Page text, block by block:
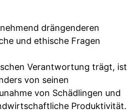
drängenderen
und ethische Fragen
Verantwortung trägt, ist
von seinen
von Schädlingen und
Produktivität.